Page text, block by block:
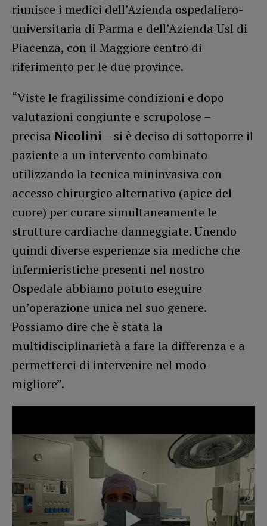
riunisce i medici dell’Azienda ospedaliero-
universitaria di Parma e dell’Azienda Usl di
Piacenza, con il Maggiore centro di
riferimento per le due province.
“Viste le fragilissime condizioni e dopo
valutazioni congiunte e scrupolose –
precisa Nicolini– si è deciso di sottoporre il
paziente a un intervento combinato
utilizzando la tecnica mininvasiva con
accesso chirurgico alternativo (apice del
cuore) per curare simultaneamente le
strutture cardiache danneggiate. Unendo
quindi diverse esperienze sia mediche che
infermieristiche presenti nel nostro
Ospedale abbiamo potuto eseguire
un’operazione unica nel suo genere.
Possiamo dire che è stata la
multidisciplinarietà a fare la differenza e a
permetterci di intervenire nel modo
migliore”.